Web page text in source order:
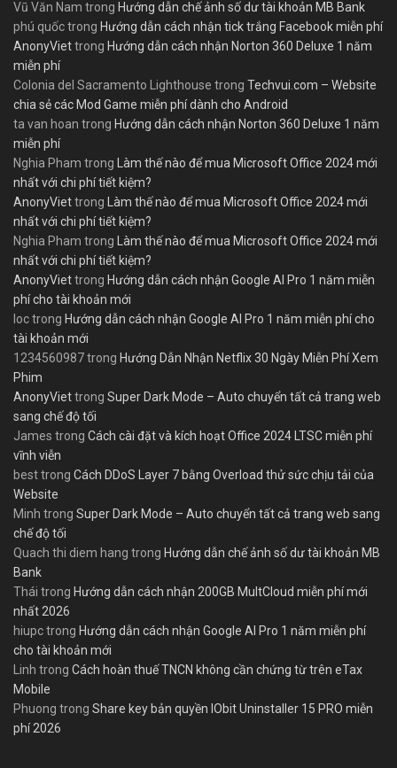
Vũ Văn Nam trong Hướng dẫn chế ảnh số dư tài khoản MB Bank
phú quốctrong Hướng dẫn cách nhận tick trắng Facebook miễn phí
AnonyViettrong Hướng dẫn cách nhận Norton 360 Deluxe 1 năm
miễn phí
Colonia del Sacramento Lighthouse trong Techvui.com – Website
chia sẻ các Mod Game miễn phí dành cho Android
ta van hoan trong Hướng dẫn cách nhận Norton 360 Deluxe 1 năm
miễn phí
Nghia Pham trong Làm thế nào để mua Microsoft Office 2024 mới
nhất với chi phí tiết kiệm?
AnonyViettrong Làm thế nào để mua Microsoft Office 2024 mới
nhất với chi phí tiết kiệm?
Nghia Pham trong Làm thế nào để mua Microsoft Office 2024 mới
nhất với chi phí tiết kiệm?
AnonyViettrong Hướng dẫn cách nhận Google AI Pro 1 năm miễn
phí cho tài khoản mới
loctrong Hướng dẫn cách nhận Google AI Pro 1 năm miễn phí cho
tài khoản mới
1234560987trong Hướng Dẫn Nhận Netflix 30 Ngày Miễn Phí Xem
Phim
AnonyViettrong Super Dark Mode – Auto chuyển tất cả trang web
sang chế độ tối
James trong Cách cài đặt và kích hoạt Office 2024 LTSC miễn phí
vĩnh viễn
besttrong Cách DDoS Layer 7 bằng Overload thử sức chịu tải của
Website
Minh trong Super Dark Mode – Auto chuyển tất cả trang web sang
chế độ tối
Quach thi diem hang trong Hướng dẫn chế ảnh số dư tài khoản MB
Bank
Thái trong Hướng dẫn cách nhận 200GB MultCloud miễn phí mới
nhất 2026
hiupctrong Hướng dẫn cách nhận Google AI Pro 1 năm miễn phí
cho tài khoản mới
Linh trong Cách hoàn thuế TNCN không cần chứng từ trên eTax
Mobile
Phuong trong Share key bản quyền IObit Uninstaller 15 PRO miễn
phí 2026